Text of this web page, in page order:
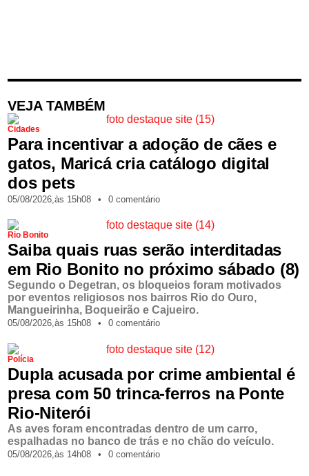
VEJA TAMBÉM
Cidades
Para incentivar a adoção de cães e
gatos, Maricá cria catálogo digital
dos pets
05/08/2026,às 15h08 • 0 comentário
Rio Bonito
Saiba quais ruas serão interditadas
em Rio Bonito no próximo sábado (8)
Segundo o Degetran, os bloqueios foram motivados
por eventos religiosos nos bairros Rio do Ouro,
Mangueirinha, Boqueirão e Cajueiro.
05/08/2026,às 15h08 • 0 comentário
Polícia
Dupla acusada por crime ambiental é
presa com 50 trinca-ferros na Ponte
Rio-Niterói
As aves foram encontradas dentro de um carro,
espalhadas no banco de trás e no chão do veículo.
05/08/2026,às 14h08 • 0 comentário